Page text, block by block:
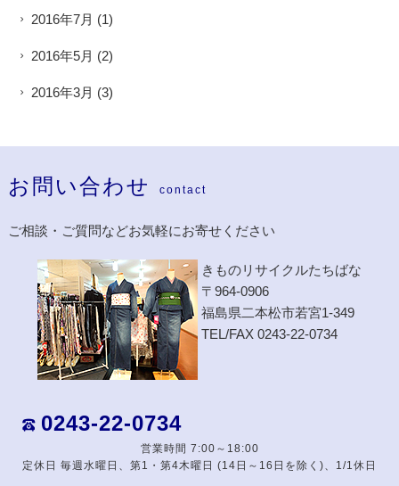
2016年7月 (1)
2016年5月 (2)
2016年3月 (3)
お問い合わせ contact
ご相談・ご質問などお気軽にお寄せください
きものリサイクルたちばな
〒964-0906
福島県二本松市若宮1-349
TEL/FAX 0243-22-0734
0243-22-0734
営業時間 7:00～18:00
定休日 毎週水曜日、第1・第4木曜日 (14日～16日を除く)、1/1休日